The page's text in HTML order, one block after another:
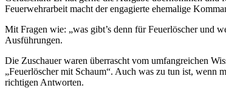
Feuerwehrarbeit macht der engagierte ehemalige
Mit Fragen wie: „was gibt’s denn für Feuerlöscher und
Ausführungen.
Die Zuschauer waren überrascht vom umfangreichen
„Feuerlöscher mit Schaum“. Auch was zu tun ist, wenn
richtigen Antworten.